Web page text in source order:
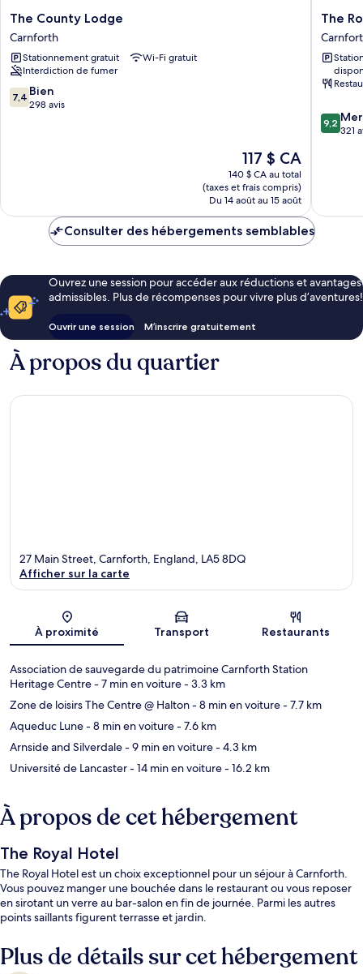
The
County
Lodge
Carnforth
The County Lodge
Carnforth
Stationnement gratuit
Wi-Fi gratuit
Interdiction de fumer
7.4
sur
7,4 Bien
298 avis
Le
prix
est
de
117 $ CA
117 $ CA
140 $ CA au total
(taxes et frais compris)
Du 14 août au 15 août
The
Royal
Station
Hotel
The
9.2
sur
9,2
321
Consulter des hébergements semblables
Ouvrez une session pour accéder aux réductions et avantages
admissibles. Plus de récompenses pour vivre plus d’aventures!
Ouvrir une session M’inscrire gratuitement
À propos du quartier
Carte
27 Main Street, Carnforth, England, LA5 8DQ
Afficher sur la carte
À proximité Transport Restaurants
Association de sauvegarde du patrimoine Carnforth Station
Heritage Centre- 7 min en voiture- 3.3 km
Zone de loisirs The Centre @ Halton- 8 min en voiture- 7.7 km
Aqueduc Lune- 8 min en voiture- 7.6 km
Arnside and Silverdale- 9 min en voiture- 4.3 km
Université de Lancaster- 14 min en voiture- 16.2 km
À propos de cet hébergement
The Royal Hotel
The Royal Hotel est un choix exceptionnel pour un séjour à Carnforth.
Vous pouvez manger une bouchée dans le restaurant ou vous reposer
en sirotant un verre au bar-salon en fin de journée. Parmi les autres
points saillants figurent terrasse et jardin.
Plus de détails sur cet hébergement